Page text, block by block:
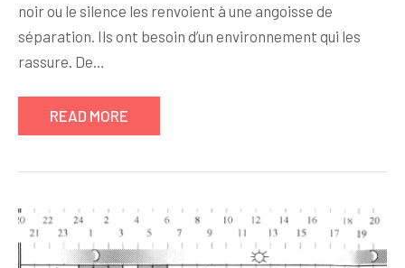
noir ou le silence les renvoient à une angoisse de
séparation. Ils ont besoin d’un environnement qui les
rassure. De…
READ MORE